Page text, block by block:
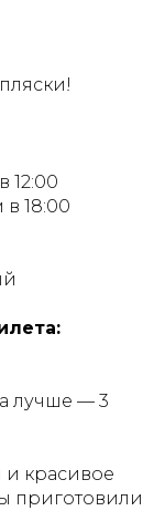
12:00
18:00
лучше — 3
красивое
приготовили